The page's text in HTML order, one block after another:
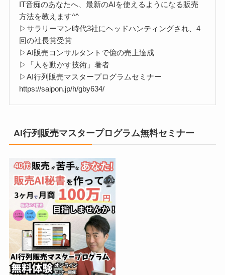
IT音痴のあなたへ、最新のAIを使えるようになる販売
方法を教えます^^
▷サラリーマン時代3社にヘッドハンティングされ、4
回の社長賞受賞
▷AI販売コンサルタントで億の売上達成
▷「人を動かす技術」著者
▷AI行列販売マスタープログラムセミナー
https://saipon.jp/h/gby634/
AI行列販売マスタープログラム無料セミナー